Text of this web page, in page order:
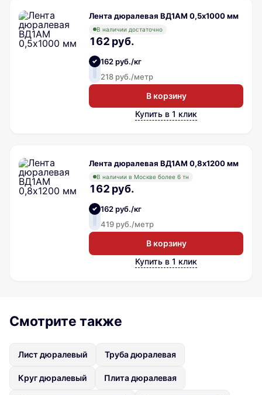
Лента дюралевая ВД1АМ 0,5х1000 мм
В наличии достаточно
162 руб.
162 руб./кг
218 руб./метр
В корзину
Купить в 1 клик
Лента дюралевая ВД1АМ 0,8х1200 мм
В наличии в Москве более 6 тн
162 руб.
162 руб./кг
419 руб./метр
В корзину
Купить в 1 клик
Смотрите также
Лист дюралевый Труба дюралевая
Круг дюралевый Плита дюралевая